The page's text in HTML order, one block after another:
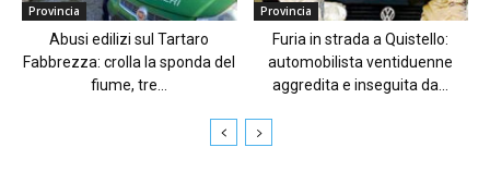
Provincia
Abusi edilizi sul Tartaro
Fabbrezza: crolla la sponda del
fiume, tre...
Provincia
Furia in strada a Quistello:
automobilista ventiduenne
aggredita e inseguita da...